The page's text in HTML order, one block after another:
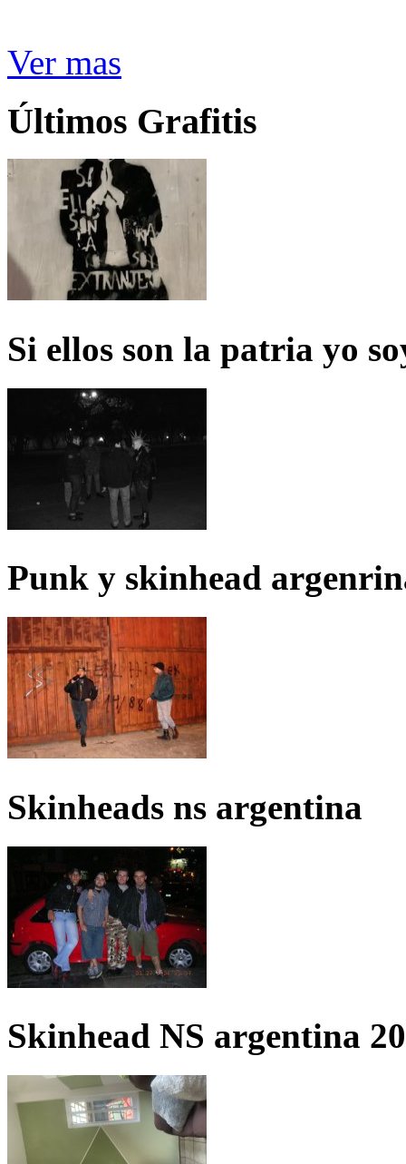
Ver mas
Últimos Grafitis
Si ellos son la patria yo
Punk y skinhead
Skinheads ns argentina
Skinhead NS argentina